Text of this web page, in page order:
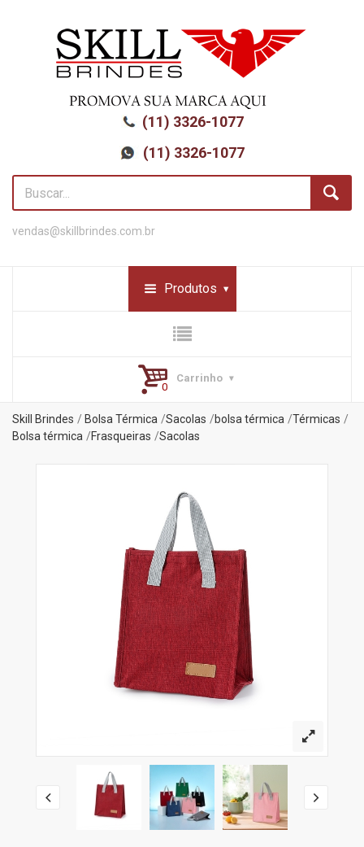
(11) 3326-1077
(11) 3326-1077
vendas@skillbrindes.com.br
Produtos
Carrinho
Skill Brindes Bolsa Térmica Sacolas bolsa térmica
Térmicas
Bolsa térmica
Frasqueiras Sacolas